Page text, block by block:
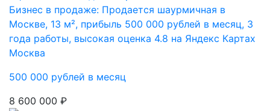
Бизнес в продаже: Продается шаурмичная в
Москве, 13 м², прибыль 500 000 рублей в месяц, 3
года работы, высокая оценка 4.8 на Яндекс Картах
Москва
500 000 рублей в месяц
8 600 000 ₽